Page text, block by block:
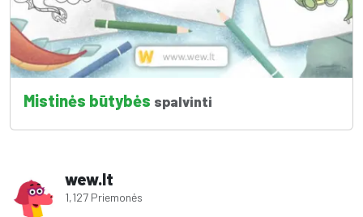
Mistinės būtybės spalvinti
wew.lt
1,127 Priemonės